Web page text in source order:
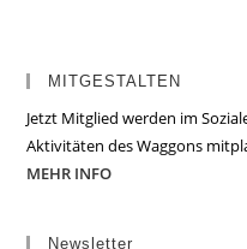
MITGESTALTEN
Jetzt Mitglied werden im
Aktivitäten des Waggons
MEHR INFO
Newsletter